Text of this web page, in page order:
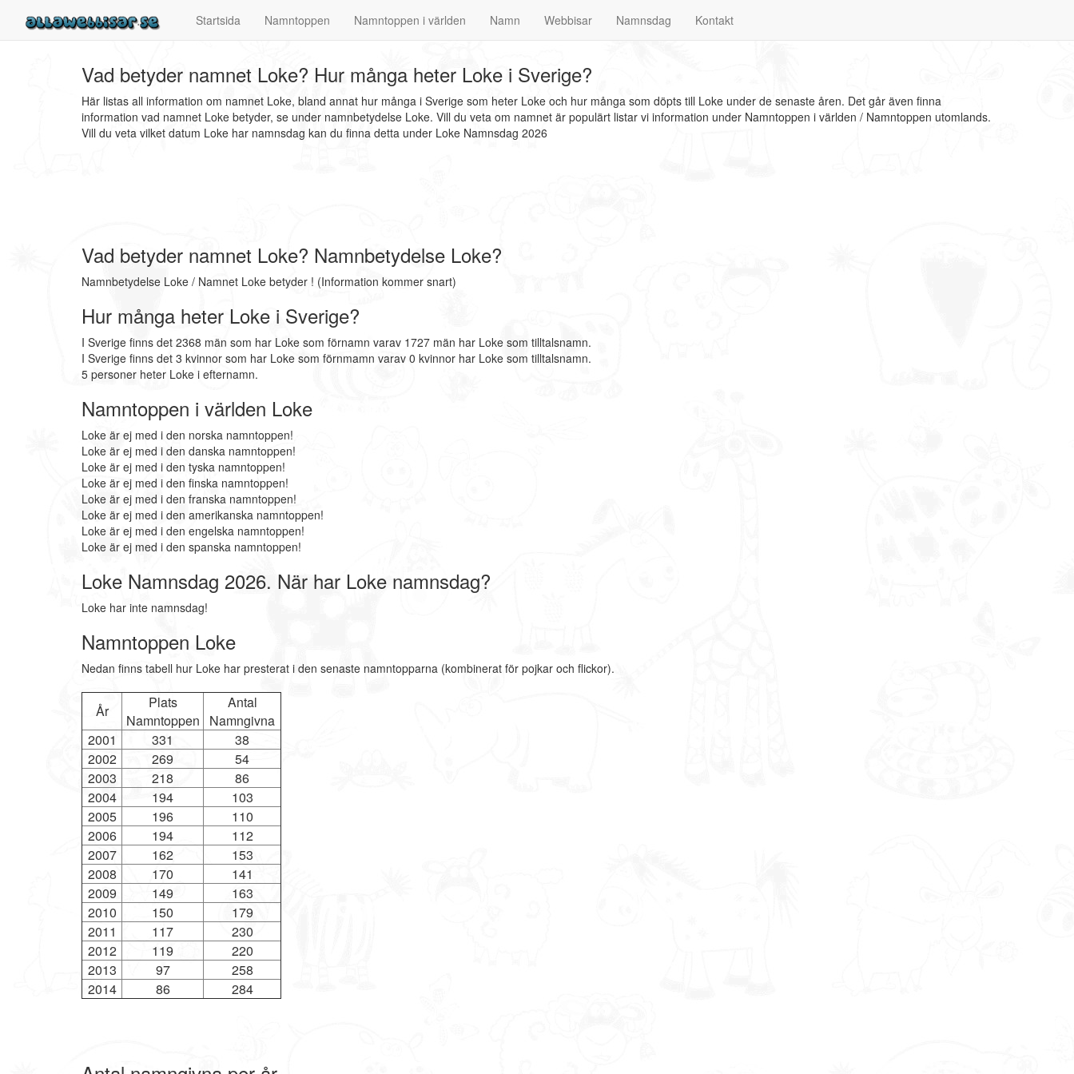
Startsida Namntoppen Namntoppen i världen Namn Webbisar Namnsdag Kontakt
Vad betyder namnet Loke? Hur många heter Loke i Sverige?
Här listas all information om namnet Loke, bland annat hur många i Sverige som heter Loke och hur många som döpts till Loke under de senaste åren. Det går även finna
information vad namnet Loke betyder, se under namnbetydelse Loke. Vill du veta om namnet är populärt listar vi information under Namntoppen i världen / Namntoppen utomlands.
Vill du veta vilket datum Loke har namnsdag kan du finna detta under Loke Namnsdag 2026
Vad betyder namnet Loke? Namnbetydelse Loke?
Namnbetydelse Loke / Namnet Loke betyder ! (Information kommer snart)
Hur många heter Loke i Sverige?
I Sverige finns det 2368 män som har Loke som förnamn varav 1727 män har Loke som tilltalsnamn.
I Sverige finns det 3 kvinnor som har Loke som förnmamn varav 0 kvinnor har Loke som tilltalsnamn.
5 personer heter Loke i efternamn.
Namntoppen i världen Loke
Loke är ej med i den norska namntoppen!
Loke är ej med i den danska namntoppen!
Loke är ej med i den tyska namntoppen!
Loke är ej med i den finska namntoppen!
Loke är ej med i den franska namntoppen!
Loke är ej med i den amerikanska namntoppen!
Loke är ej med i den engelska namntoppen!
Loke är ej med i den spanska namntoppen!
Loke Namnsdag 2026. När har Loke namnsdag?
Loke har inte namnsdag!
Namntoppen Loke
Nedan finns tabell hur Loke har presterat i den senaste namntopparna (kombinerat för pojkar och flickor).
År
Plats
Namntoppen
Antal
Namngivna
2001
331
38
2002
269
54
2003
218
86
2004
194
103
2005
196
110
2006
194
112
2007
162
153
2008
170
141
2009
149
163
2010
150
179
2011
117
230
2012
119
220
2013
97
258
2014
86 284